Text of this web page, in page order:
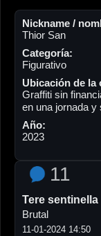
Nickname /
Thior San
Categoría:
Figurativo
Ubicación de la
Graffiti sin
en una jornada y
Año:
2023
11
Tere sentinella
Brutal
11-01-2024 14:50